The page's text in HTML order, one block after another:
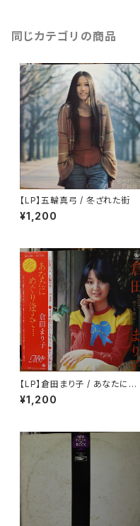
同じカテゴリの商品
【LP】五輪真弓 / 冬ざれた街
¥1,200
【LP】倉田まり子 / あなたにめぐ
り逢えて・・・・
¥1,200